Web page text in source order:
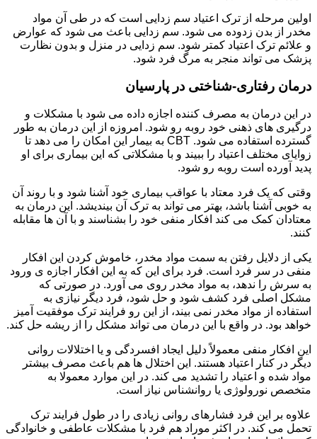
اولین مرحله از ترک اعتیاد سم زدایی است که در طی آن مواد
مخدر از بدن زدوده می شود. سم زدایی باعث می شود که عوارض
و علائم ترک اعتیاد کمتر شود. سم زدایی در منزل و بدون نظارت
پزشک می تواند منجر به مرگ فرد شود.
درمان رفتاری-شناختی در پارسیان
در این درمان به مصرف کننده اجازه داده می شود با مشکلات و
درگیری های ذهنی خود روبه رو شود. امروزه از این درمان به طور
گسترده استفاده می شود. CBT به بیمار این امکان را می دهد تا
زوایای مختلف اعتیاد را ببیند و با مشکلاتی که این بیماری برای او
پدید آورده است روبه رو شود.
وقتی که یک فرد معتاد با عواقب بیماری خود آشنا شود و با روند آن
به خوبی آشنا باشد، بهتر می تواند به ترک آن بیندیشد. این درمان به
معتادان کمک می کند افکار منفی خود را بشناسند و با آن ها مقابله
کنند.
یکی از دلایل رفتن به سمت مواد مخدر، خاموش کردن این افکار
منفی در سر فرد است. فرد برای این که به این افکار اجازه ی ورود
به سرش را ندهد، به مواد مخدر روی می آورد. در صورتی که
مشکل اصلی فرد کشف شود و حل شود، فرد دیگر نیازی به
استفاده از مواد مخدر نمی بیند، از این رو فرایند ترک موفقیت آمیز
خواهد بود. در واقع با این درمان می تواند مشکل را از ریشه حل کند.
این افکار منفی معمولاً دلیل ایجاد افسردگی و یا اختلالات روانی
دیگر در کنار اعتیاد هستند. این اختلال ها هم باعث مصرف بیشتر
مواد شده و اعتیاد را تشدید می کند. در این موارد معمولا به
متخصص نورولوژی یا روانشناس نیاز است.
علاوه بر این فرد فشارهای روانی زیادی را در طول فرایند ترک
تحمل می کند. در اکثر موراد هم فرد با مشکلات عاطفی و خانوادگی